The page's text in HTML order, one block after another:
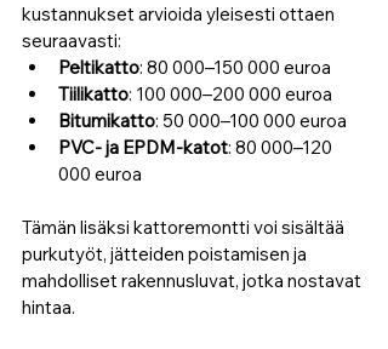
kustannukset arvioida yleisesti ottaen
seuraavasti:
Peltikatto: 80 000–150 000 euroa
Tiilikatto: 100 000–200 000 euroa
Bitumikatto: 50 000–100 000 euroa
PVC- ja EPDM-katot: 80 000–120
000 euroa
Tämän lisäksi kattoremontti voi sisältää
purkutyöt, jätteiden poistamisen ja
mahdolliset rakennusluvat, jotka nostavat
hintaa.